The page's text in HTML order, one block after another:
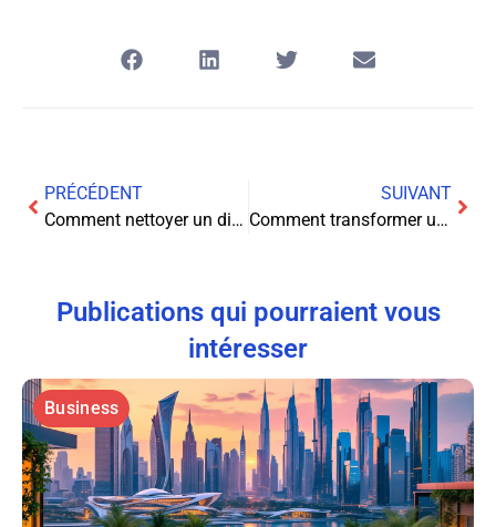
PRÉCÉDENT
Comment nettoyer un disque dur saturé sous Windows
SUIVANT
Comment transformer un iPhone en scanner portable ?
Publications qui pourraient vous
intéresser
Business